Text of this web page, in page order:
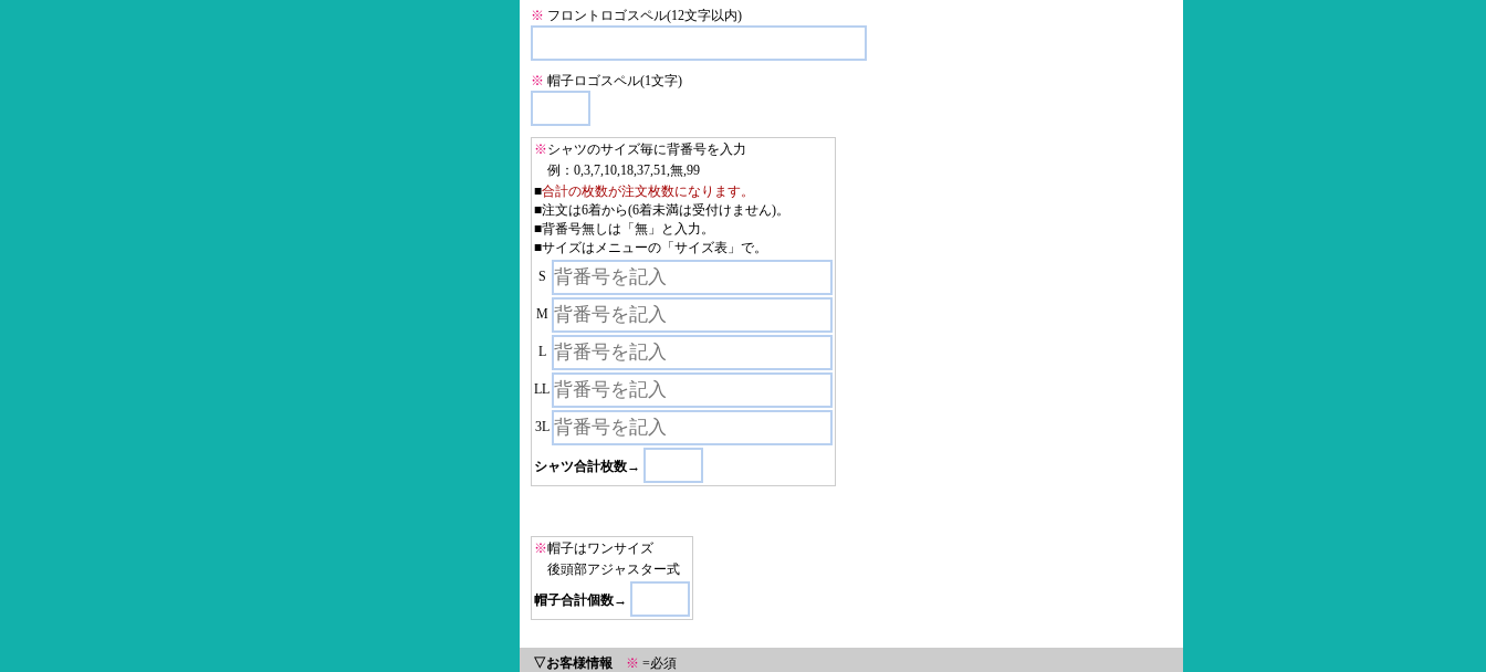
※ フロントロゴスペル(12文字以内)
※ 帽子ロゴスペル(1文字)
※シャツのサイズ毎に背番号を入力
例：0,3,7,10,18,37,51,無,99
■合計の枚数が注文枚数になります。
■注文は6着から(6着未満は受付けません)。
■背番号無しは「無」と入力。
■サイズはメニューの「サイズ表」で。
S
M
L
LL
3L
シャツ合計枚数→
※帽子はワンサイズ
後頭部アジャスター式
帽子合計個数→
▽お客様情報 ※ =必須